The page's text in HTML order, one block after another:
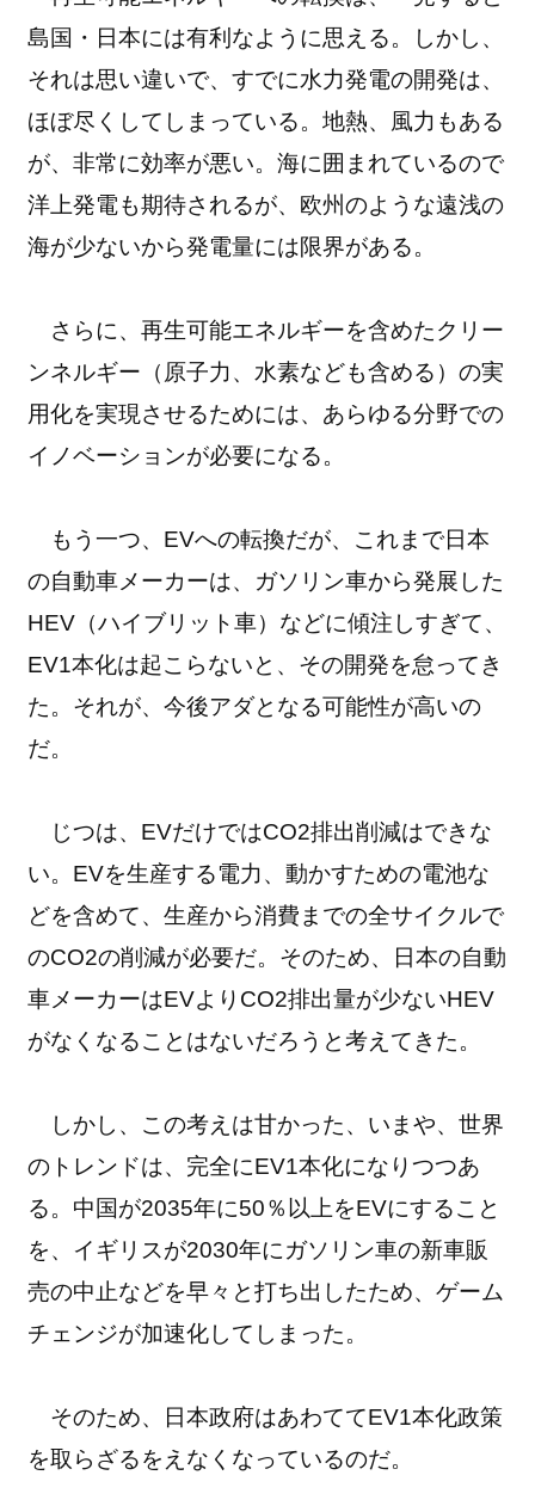
島国・日本には有利なように思える。しかし、
それは思い違いで、すでに水力発電の開発は、
ほぼ尽くしてしまっている。地熱、風力もある
が、非常に効率が悪い。海に囲まれているので
洋上発電も期待されるが、欧州のような遠浅の
海が少ないから発電量には限界がある。
さらに、再生可能エネルギーを含めたクリー
ンネルギー（原子力、水素なども含める）の実
用化を実現させるためには、あらゆる分野での
イノベーションが必要になる。
もう一つ、EVへの転換だが、これまで日本
の自動車メーカーは、ガソリン車から発展した
HEV（ハイブリット車）などに傾注しすぎて、
EV1本化は起こらないと、その開発を怠ってき
た。それが、今後アダとなる可能性が高いの
だ。
じつは、EVだけではCO2排出削減はできな
い。EVを生産する電力、動かすための電池な
どを含めて、生産から消費までの全サイクルで
のCO2の削減が必要だ。そのため、日本の自動
車メーカーはEVよりCO2排出量が少ないHEV
がなくなることはないだろうと考えてきた。
しかし、この考えは甘かった、いまや、世界
のトレンドは、完全にEV1本化になりつつあ
る。中国が2035年に50％以上をEVにすること
を、イギリスが2030年にガソリン車の新車販
売の中止などを早々と打ち出したため、ゲーム
チェンジが加速化してしまった。
そのため、日本政府はあわててEV1本化政策
を取らざるをえなくなっているのだ。